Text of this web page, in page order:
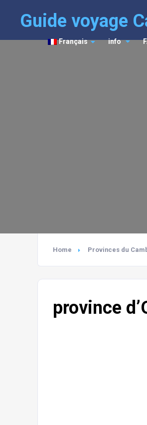
Guide voyage
Français info
Home Provinces du
province